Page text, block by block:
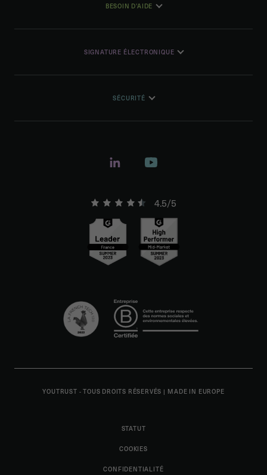
BESOIN D'AIDE
SIGNATURE ÉLECTRONIQUE
SÉCURITÉ
4.5/5
YOUTRUST - TOUS DROITS RÉSERVÉS | MADE IN EUROPE
STATUT
COOKIES
CONFIDENTIALITÉ